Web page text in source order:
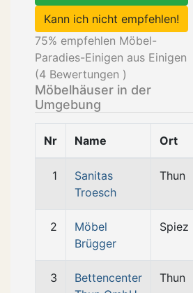
Kann ich nicht empfehlen!
75% empfehlen Möbel-
Paradies-Einigen aus Einigen
(4 Bewertungen )
Möbelhäuser in der
Umgebung
Nr Name Ort
1
Sanitas
Troesch
Thun
2
Möbel
Brügger
Spiez
3
Bettencenter
Thun